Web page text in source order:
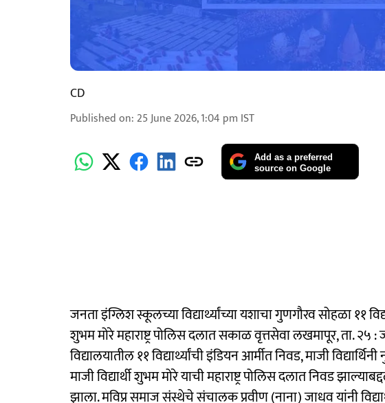
CD
Published on: 25 June 2026, 1:04 pm IST
Add as a preferred
source on Google
जनता इंग्लिश स्कूलच्या विद्यार्थ्यांच्या यशाचा गुणगौरव सोहळा ११
शुभम मोरे महाराष्ट्र पोलिस दलात सकाळ वृत्तसेवा लखमापूर, ता.
विद्यालयातील ११ विद्यार्थ्यांची इंडियन आर्मीत निवड, माजी
माजी विद्यार्थी शुभम मोरे याची महाराष्ट्र पोलिस दलात निवड
झाला. मविप्र समाज संस्थेचे संचालक प्रवीण (नाना) जाधव यांनी